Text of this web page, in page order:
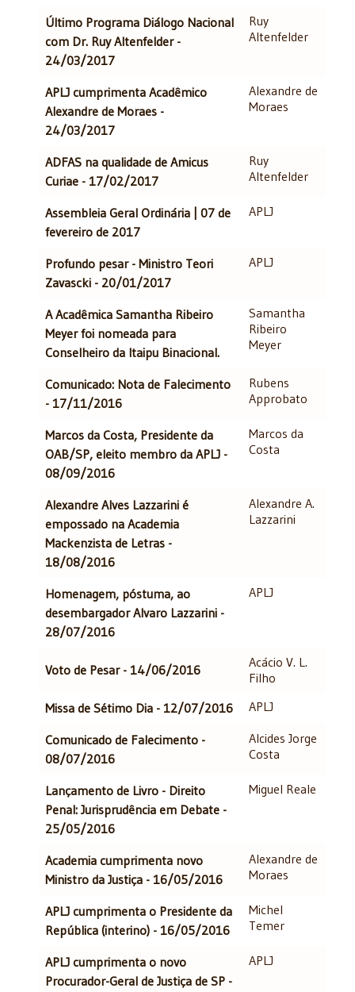
Último Programa Diálogo Nacional
com Dr. Ruy Altenfelder -
24/03/2017
Ruy
Altenfelder
APLJ cumprimenta Acadêmico
Alexandre de Moraes -
24/03/2017
Alexandre de
Moraes
ADFAS na qualidade de Amicus
Curiae - 17/02/2017
Ruy
Altenfelder
Assembleia Geral Ordinária | 07 de
fevereiro de 2017
APLJ
Profundo pesar - Ministro Teori
Zavascki - 20/01/2017
APLJ
A Acadêmica Samantha Ribeiro
Meyer foi nomeada para
Conselheiro da Itaipu Binacional.
Samantha
Ribeiro
Meyer
Comunicado: Nota de Falecimento
- 17/11/2016
Rubens
Approbato
Marcos da Costa, Presidente da
OAB/SP, eleito membro da APLJ -
08/09/2016
Marcos da
Costa
Alexandre Alves Lazzarini é
empossado na Academia
Mackenzista de Letras -
18/08/2016
Alexandre A.
Lazzarini
Homenagem, póstuma, ao
desembargador Alvaro Lazzarini -
28/07/2016
APLJ
Voto de Pesar - 14/06/2016
Acácio V. L.
Filho
Missa de Sétimo Dia - 12/07/2016
APLJ
Comunicado de Falecimento -
08/07/2016
Alcides Jorge
Costa
Lançamento de Livro - Direito
Penal: Jurisprudência em Debate -
25/05/2016
Miguel Reale
Academia cumprimenta novo
Ministro da Justiça - 16/05/2016
Alexandre de
Moraes
APLJ cumprimenta o Presidente da
República (interino) - 16/05/2016
Michel
Temer
APLJ cumprimenta o novo
Procurador-Geral de Justiça de SP -
APLJ